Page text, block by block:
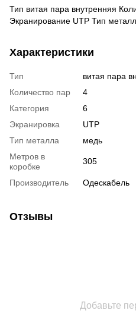
Тип витая пара внутренняя
Экранирование UTP Тип
Характеристики
Тип
витая пара
Количество пар
4
Категория
6
Экранировка
UTP
Тип металла
медь
Метров в
коробке
305
Производитель Одескабель
Отзывы
Добавьте